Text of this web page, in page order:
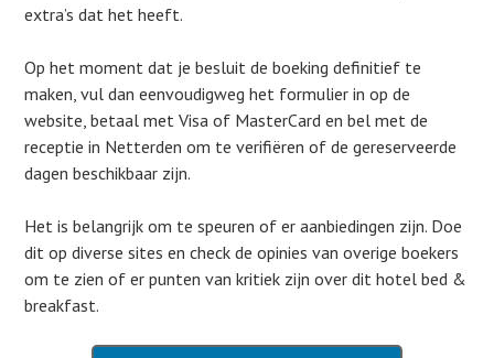
extra’s dat het heeft.
Op het moment dat je besluit de boeking definitief te
maken, vul dan eenvoudigweg het formulier in op de
website, betaal met Visa of MasterCard en bel met de
receptie in Netterden om te verifiëren of de gereserveerde
dagen beschikbaar zijn.
Het is belangrijk om te speuren of er aanbiedingen zijn. Doe
dit op diverse sites en check de opinies van overige boekers
om te zien of er punten van kritiek zijn over dit hotel bed &
breakfast.